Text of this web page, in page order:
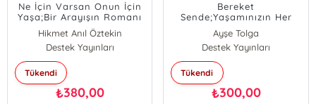
Ne İçin Varsan Onun İçin
Yaşa;Bir Arayışın Romanı
Hikmet Anıl Öztekin
Destek Yayınları
Tükendi
₺380,00
Bereket
Sende;Yaşamınızın Her
Alanına Bereketi Getiren 7
Yol
Ayşe Tolga
Destek Yayınları
Tükendi
₺300,00